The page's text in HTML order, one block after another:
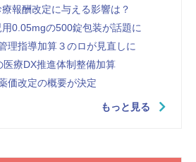
報酬改定に与える影響は？
0.05mgの500錠包装が話題に
理指導加算３のロが見直しに
療DX推進体制整備加算
価改定の概要が決定
もっと見る